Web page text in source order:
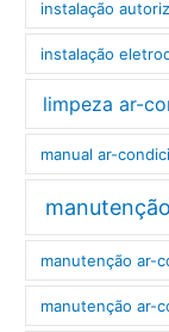
instalação
instalação
limpeza ar-
manual ar-
manutenção ar-
manutenção ar-